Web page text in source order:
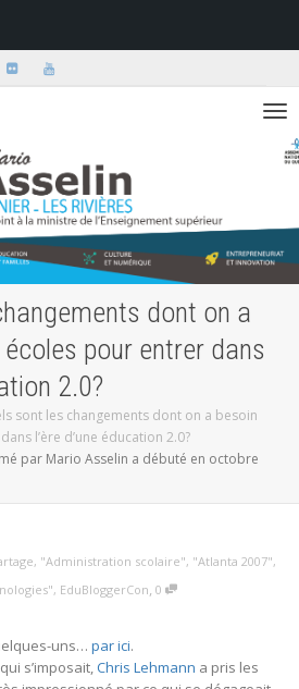
Activer/
dont on a
pour entrer dans
2.0?
sont les changements dont on a besoin
l’ère d’une éducation 2.0?
par Mario Asselin a débuté en octobre
, "Administration scolaire", "Atlanta 2007",
, EduBloggerCon, 0
uns… par ici.
s’imposait,Chris Lehmann a pris les